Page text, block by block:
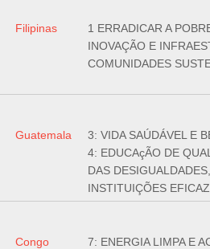
Filipinas
1 ERRADICAR A
INOVAÇÃO E
COMUNIDADES
Guatemala
3: VIDA SAÚDÁVEL E
4: EDUCAçÃO DE
DAS
INSTITUIÇÕES
Congo
7: ENERGIA LIMPA E